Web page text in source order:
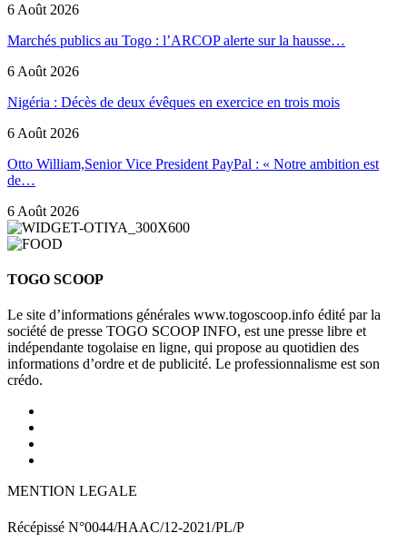
6 Août 2026
Marchés publics au Togo : l’ARCOP alerte sur la hausse…
6 Août 2026
Nigéria : Décès de deux évêques en exercice en trois mois
6 Août 2026
Otto William,Senior Vice President PayPal : « Notre ambition est
de…
6 Août 2026
TOGO SCOOP
Le site d’informations générales www.togoscoop.info édité par la
société de presse TOGO SCOOP INFO, est une presse libre et
indépendante togolaise en ligne, qui propose au quotidien des
informations d’ordre et de publicité. Le professionnalisme est son
crédo.
MENTION LEGALE
Récépissé N°0044/HAAC/12-2021/PL/P